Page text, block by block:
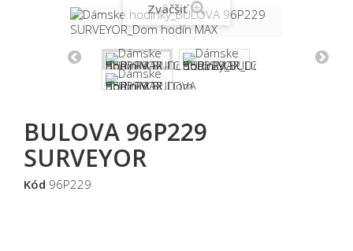
Zväčšiť
BULOVA 96P229
SURVEYOR
Kód 96P229